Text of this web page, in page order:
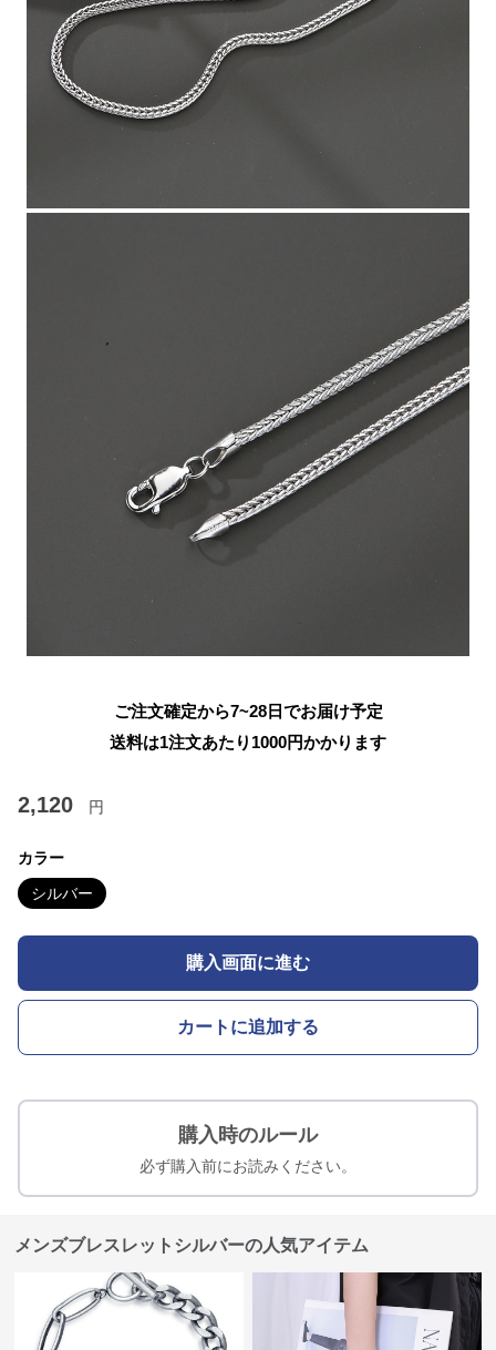
ご注文確定から7~28日でお届け予定
送料は1注文あたり 1000円かかります
2,120 円
カラー
シルバー
購入画面に進む
カートに追加する
購入時のルール
必ず購入前にお読みください。
メンズブレスレットシルバーの人気アイテム